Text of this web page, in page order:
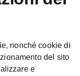
nonché cookie di
del sito
e